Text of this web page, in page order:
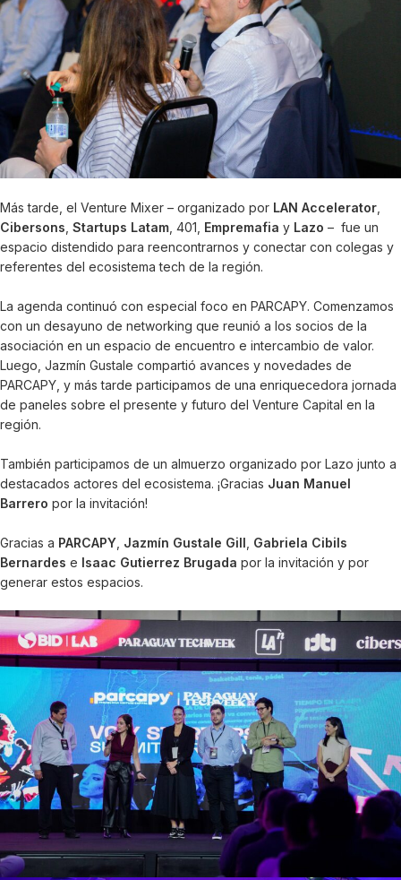
Más tarde, el Venture Mixer – organizado por LAN Accelerator
Cibersons Startups Latam , 401, Empremafia y Lazo – fue un
espacio distendido para reencontrarnos y conectar con colegas y
referentes del ecosistema tech de la región.
La agenda continuó con especial foco en PARCAPY. Comenzamos
con un desayuno de networking que reunió a los socios de la
asociación en un espacio de encuentro e intercambio de valor.
Luego, Jazmín Gustale compartió avances y novedades de
PARCAPY, y más tarde participamos de una enriquecedora jornada
de paneles sobre el presente y futuro del Venture Capital en la
región.
También participamos de un almuerzo organizado por Lazo junto a
destacados actores del ecosistema. ¡Gracias Juan Manuel
Barrero por la invitación!
Gracias a PARCAPY Jazmín Gustale Gill Gabriela Cibils
Bernardes e Isaac Gutierrez Brugada por la invitación y por
generar estos espacios.